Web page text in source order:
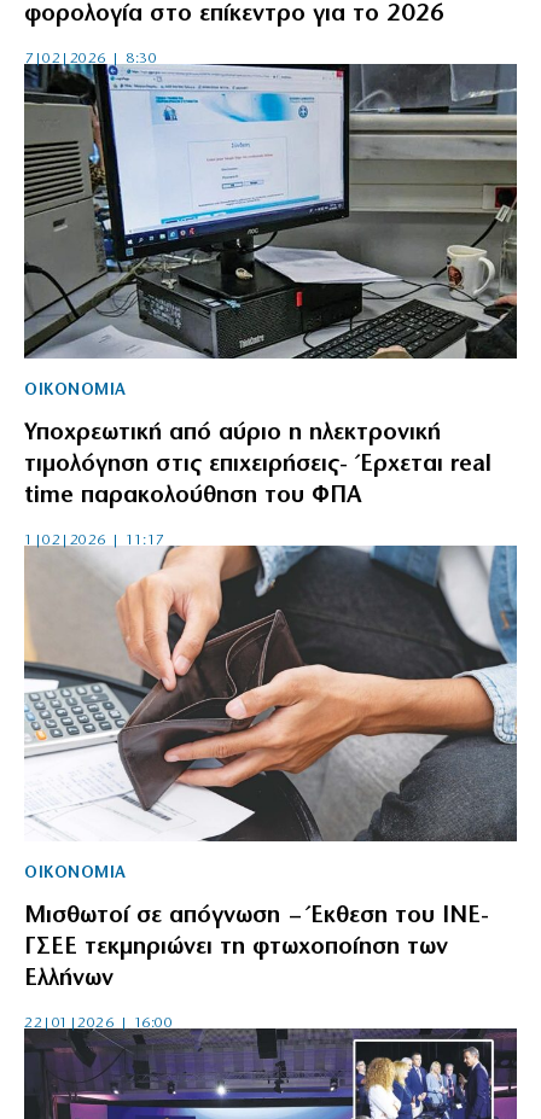
φορολογία στο επίκεντρο για το 2026
7|02|2026 | 8:30
ΟΙΚΟΝΟΜΙΑ
Υποχρεωτική από αύριο η ηλεκτρονική
τιμολόγηση στις επιχειρήσεις- Έρχεται real
time παρακολούθηση του ΦΠΑ
1|02|2026 | 11:17
ΟΙΚΟΝΟΜΙΑ
Μισθωτοί σε απόγνωση – Έκθεση του ΙΝΕ-
ΓΣΕΕ τεκμηριώνει τη φτωχοποίηση των
Ελλήνων
22|01|2026 | 16:00